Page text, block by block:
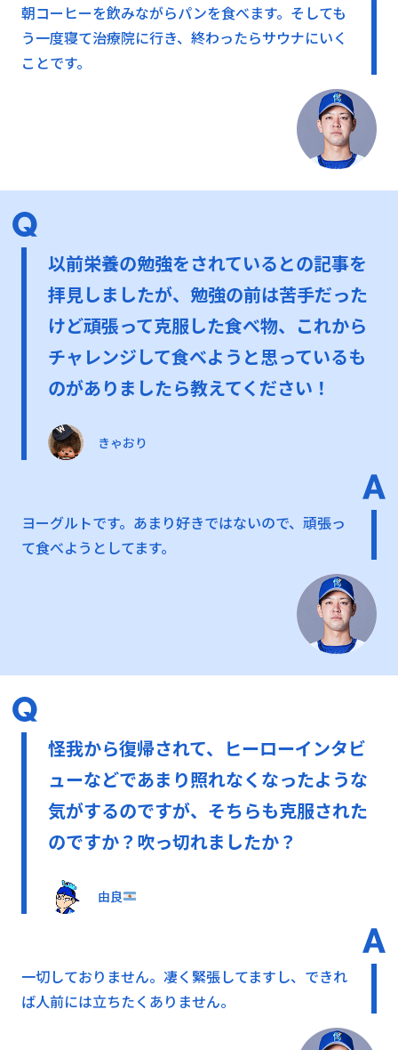
朝コーヒーを飲みながらパンを食べます。そしても
う一度寝て治療院に行き、終わったらサウナにいく
ことです。
以前栄養の勉強をされているとの記事を
拝見しましたが、勉強の前は苦手だった
けど頑張って克服した食べ物、これから
チャレンジして食べようと思っているも
のがありましたら教えてください！
きゃおり
ヨーグルトです。あまり好きではないので、頑張っ
て食べようとしてます。
怪我から復帰されて、ヒーローインタビ
ューなどであまり照れなくなったような
気がするのですが、そちらも克服された
のですか？吹っ切れましたか？
由良
一切しておりません。凄く緊張してますし、できれ
ば人前には立ちたくありません。